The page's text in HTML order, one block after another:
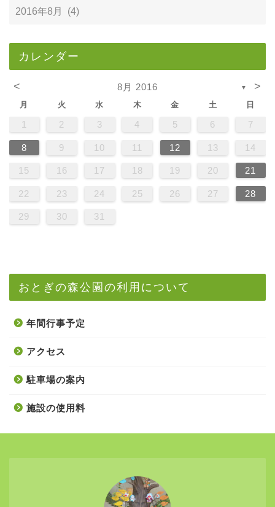
カレンダー
< 8月 2016 ▼ >
月 火 水 木 金 土 日
1 2 3 4 5 6 7
8 9 10 11 12 13 14
15 16 17 18 19 20 21
22 23 24 25 26 27 28
29 30 31
おとぎの森公園の利用について
年間行事予定
アクセス
駐車場の案内
施設の使用料